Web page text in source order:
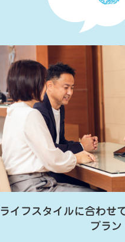
ライフスタイルに合わせ
プラン